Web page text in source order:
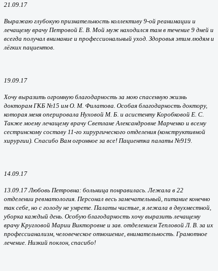
21.09.17
Выражаю глубокую признательность коллективу 9-ой реанимации и
лечащему врачу Петровой Е. В. Мой муж находился там в течение 9 дней и
всегда получал внимание и профессиональный уход. Здоровья этим людям и
лёгких пациентов.
19.09.17
Хочу выразить огромную благодарность за мою спасенную жизнь
докторам ГКБ №15 им О. М. Филатова. Особая благодарность доктору,
которая меня оперировала Нуховой М. Б. и асистенту Коробковой Е. С.
Также моему лечащему врачу Светлане Александровне Марченко и всему
сестринскому составу 11-го хирургического отделения (конструктивной
хирургии). Спасибо Вам огромное за все! Пациентка палаты №919.
14.09.17
13.09.17 Любовь Петровна: больница понравилась. Лежала в 22
отделении ревматология. Персонал весь замечательный, питание конечно
так себе, но с голоду не умрете. Палаты чистые, я лежала в двухместной,
уборка каждый день. Особую благодарность хочу выразить лечащему
врачу Кругловой Марии Викторовне и зав. отделением Тепловой Л. В. за их
профессианализм, человеческое отношение, внимательность. Грамотное
лечение. Низкий поклон, спасибо!